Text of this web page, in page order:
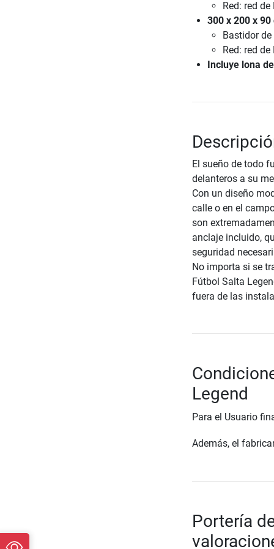
Red: red
300 x 200 x 90
Bastidor
Red: red
Incluye lona
El sueño de todo
delanteros a su
Con un diseño
calle o en el
son
anclaje incluido,
seguridad
No importa si se
Fútbol Salta
fuera de las
Legend
Para el Usuario
Además, el
Portería